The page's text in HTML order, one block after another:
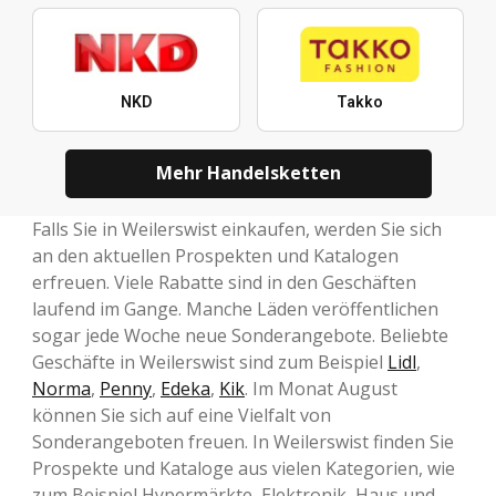
NKD Takko
Mehr Handelsketten
Falls Sie in Weilerswist einkaufen, werden Sie sich
an den aktuellen Prospekten und Katalogen
erfreuen. Viele Rabatte sind in den Geschäften
laufend im Gange. Manche Läden veröffentlichen
sogar jede Woche neue Sonderangebote. Beliebte
Geschäfte in Weilerswist sind zum Beispiel Lidl,
Norma, Penny, Edeka, Kik. Im Monat August
können Sie sich auf eine Vielfalt von
Sonderangeboten freuen. In Weilerswist finden Sie
Prospekte und Kataloge aus vielen Kategorien, wie